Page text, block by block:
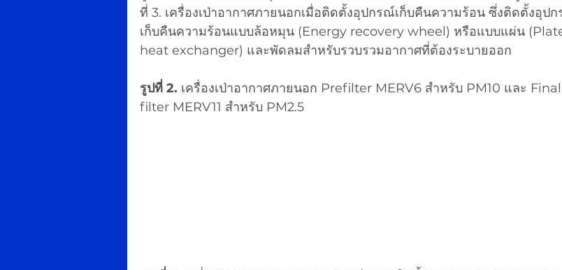
ที่ 3. เครื่องเป่าอากาศภายนอกเมื่อติดตั้งอุปกรณ์เก็บคืนความร้อน ซึ่งติดตั้งอุป
เก็บคืนความร้อนแบบล้อหมุน (Energy recovery wheel) หรือแบบแผ่น
heat exchanger) และพัดลมสำหรับรวบรวมอากาศที่ต้องระบายออก
รูปที่ 2. เครื่องเป่าอากาศภายนอก Prefilter MERV6 สำหรับ PM10 และ Final
filter MERV11 สำหรับ PM2.5